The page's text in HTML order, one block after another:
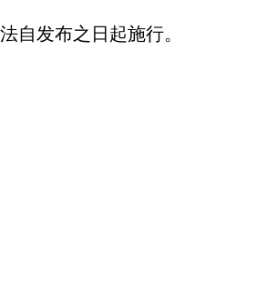
自发布之日起施行。